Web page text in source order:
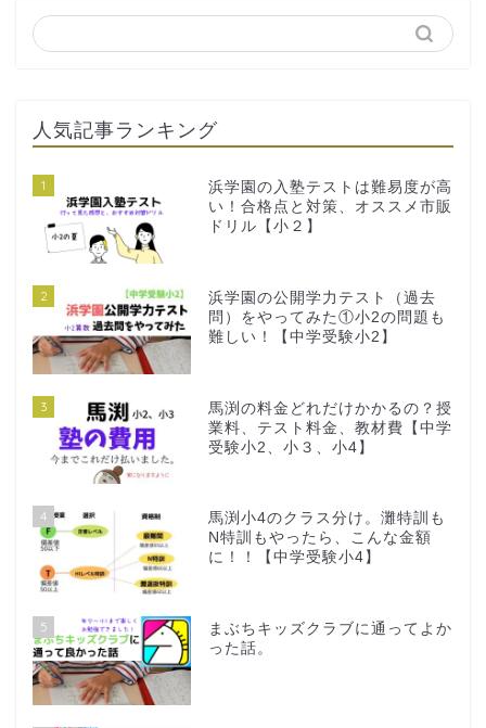
人気記事ランキング
1
浜学園の入塾テストは難易度が高
い！合格点と対策、オススメ市販
ドリル【小２】
2
浜学園の公開学力テスト（過去
問）をやってみた①小2の問題も
難しい！【中学受験小2】
3
馬渕の料金どれだけかかるの？授
業料、テスト料金、教材費【中学
受験小2、小３、小4】
4
馬渕小4のクラス分け。灘特訓も
N特訓もやったら、こんな金額
に！！【中学受験小4】
5
まぶちキッズクラブに通ってよか
った話。